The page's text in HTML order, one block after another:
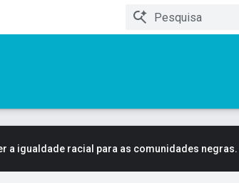
a igualdade racial para as comunidades negras.